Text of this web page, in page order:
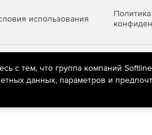
использования
Политика
(информационные технологии
«Интернет», находящихся на
с тем, что группа компаний
данных, параметров и